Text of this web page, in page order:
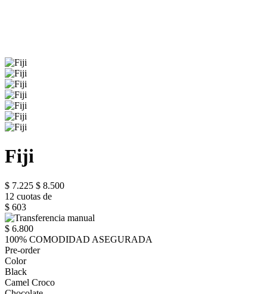
Fiji
$ 7.225 $ 8.500
12 cuotas de
$ 603
$ 6.800
100% COMODIDAD ASEGURADA
Pre-order
Color
Black
Camel Croco